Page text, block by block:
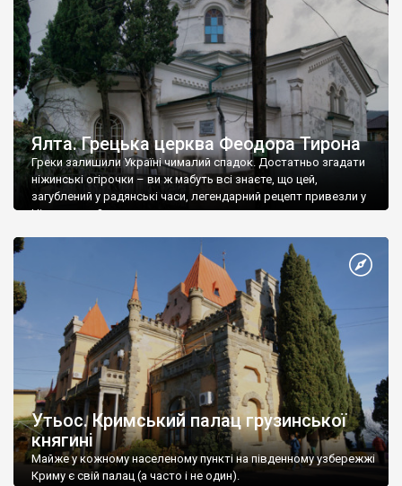
Ялта. Грецька церква Феодора Тирона
Греки залишили Україні чималий спадок. Достатньо згадати
ніжинські огірочки – ви ж мабуть всі знаєте, що цей,
загублений у радянські часи, легендарний рецепт привезли у
Ніжин греки?
Утьос. Кримський палац грузинської
княгині
Майже у кожному населеному пункті на південному узбережжі
Криму є свій палац (а часто і не один).